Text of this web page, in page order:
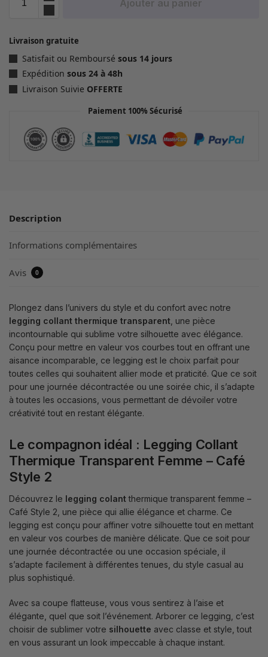
Ajouter au panier
Livraison gratuite
Satisfait ou Remboursé sous 14 jours
Expédition sous 24 à 48h
Livraison Suivie OFFERTE
Paiement 100% Sécurisé
Description
Informations complémentaires
Avis 0
Plongez dans l’univers du style et du confort avec notre
legging collant thermique transparent , une pièce
incontournable qui sublime votre silhouette avec élégance.
Conçu pour mettre en valeur vos courbes tout en offrant une
aisance incomparable, ce legging est le choix parfait pour
toutes celles qui souhaitent allier mode et praticité. Que ce soit
pour une journée décontractée ou une soirée chic, il s’adapte
à toutes les occasions, vous permettant de dévoiler votre
créativité tout en restant élégante.
Le compagnon idéal : Legging Collant
Thermique Transparent Femme – Café
Style 2
Découvrez le legging colantthermique transparent femme –
Café Style 2, une pièce qui allie élégance et charme. Ce
legging est conçu pour affiner votre silhouette tout en mettant
en valeur vos courbes de manière délicate. Que ce soit pour
une journée décontractée ou une occasion spéciale, il
s’adapte facilement à différentes tenues, du style casual au
plus sophistiqué.
Avec sa coupe flatteuse, vous vous sentirez à l’aise et
élégante, quel que soit l’événement. Arborer ce legging, c’est
choisir de sublimer votre silhouette avec classe et style, tout
en vous assurant un look impeccable à chaque instant.